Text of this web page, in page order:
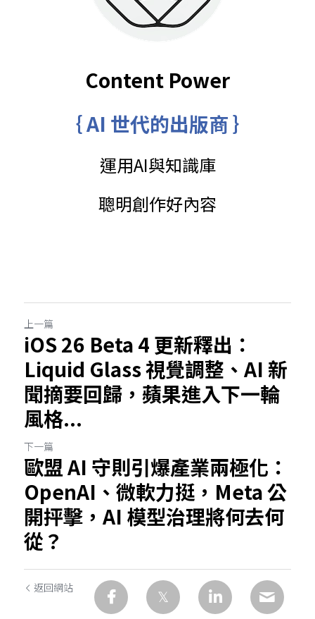
Content Power
｛ AI 世代的出版商 ｝
運用AI與知識庫
聰明創作好內容
上一篇
iOS 26 Beta 4 更新釋出：
Liquid Glass 視覺調整、AI 新
聞摘要回歸，蘋果進入下一輪
風格...
下一篇
歐盟 AI 守則引爆產業兩極化：
OpenAI、微軟力挺，Meta 公
開抨擊，AI 模型治理將何去何
從？
返回網站